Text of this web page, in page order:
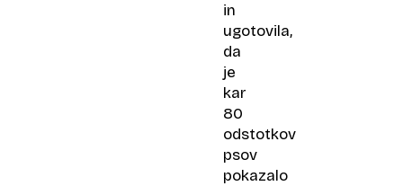
in
ugotovila,
da
je
kar
80
odstotkov
psov
pokazalo